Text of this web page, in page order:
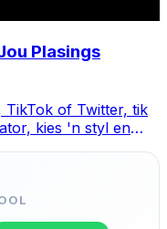
Plasings
of Twitter, tik
kies 'n styl en